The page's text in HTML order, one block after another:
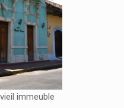
immeuble